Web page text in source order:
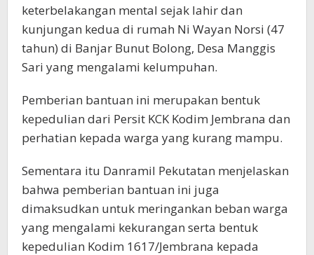
keterbelakangan mental sejak lahir dan
kunjungan kedua di rumah Ni Wayan Norsi (47
tahun) di Banjar Bunut Bolong, Desa Manggis
Sari yang mengalami kelumpuhan.
Pemberian bantuan ini merupakan bentuk
kepedulian dari Persit KCK Kodim Jembrana dan
perhatian kepada warga yang kurang mampu.
Sementara itu Danramil Pekutatan menjelaskan
bahwa pemberian bantuan ini juga
dimaksudkan untuk meringankan beban warga
yang mengalami kekurangan serta bentuk
kepedulian Kodim 1617/Jembrana kepada